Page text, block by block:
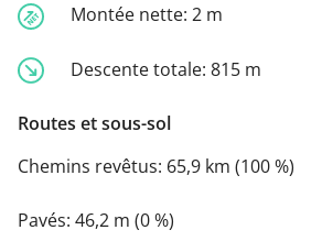
Montée nette: 2 m
Descente totale: 815 m
Routes et sous-sol
Chemins revêtus: 65,9 km (100 %)
Pavés: 46,2 m (0 %)